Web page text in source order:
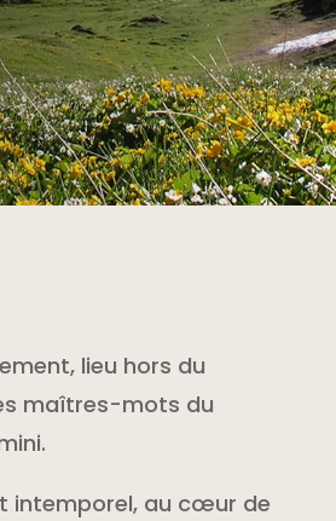
lieu hors du
maîtres-mots du
intemporel, au cœur de